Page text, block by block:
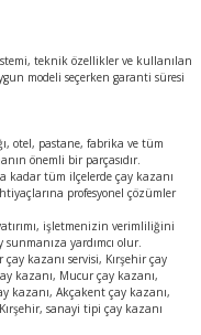
teknik özellikler ve kullanılan
modeli seçerken garanti süresi
otel, pastane, fabrika ve tüm
önemli bir parçasıdır.
kadar tüm ilçelerde çay kazanı
profesyonel çözümler
işletmenizin verimliliğini
yardımcı olur.
çay kazanı servisi, Kırşehir çay
kazanı, Mucur çay kazanı,
kazanı, Akçakent çay kazanı,
sanayi tipi çay kazanı